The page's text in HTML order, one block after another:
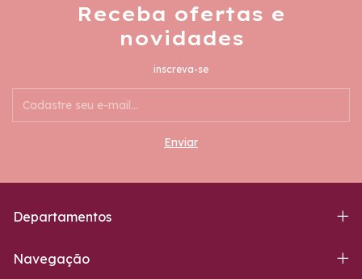
Receba ofertas e
novidades
inscreva-se
Departamentos
Navegação